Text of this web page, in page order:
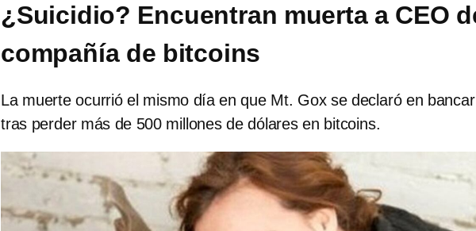
¿Suicidio? Encuentran muerta a CEO
compañía de bitcoins
La muerte ocurrió el mismo día en que Mt. Gox se declaró en
tras perder más de 500 millones de dólares en bitcoins.